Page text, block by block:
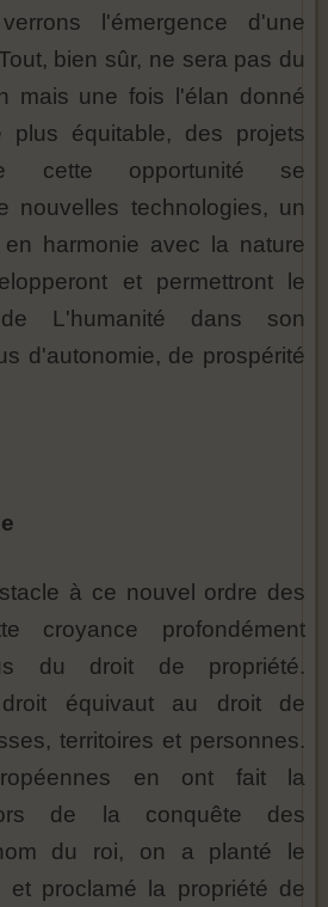
l'émergence d'une
bien sûr, ne sera pas du
mais une fois l'élan donné
plus équitable, des projets
cette opportunité se
nouvelles technologies, un
harmonie avec la nature
et permettront le
de L'humanité dans son
d'autonomie, de prospérité
à ce nouvel ordre des
croyance profondément
du droit de propriété.
équivaut au droit de
territoires et personnes.
en ont fait la
de la conquête des
du roi, on a planté le
et proclamé la propriété de